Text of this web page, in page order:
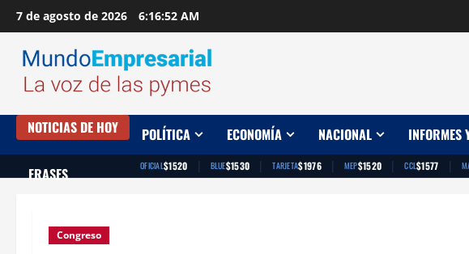
Saltar
al
contenido
7 de agosto de 2026 6:16:53 AM
NOTICIAS DE HOY POLÍTICA ECONOMÍA NACIONAL INFORMES
FRASES OFICIAL$1520 | BLUE$1530 | TARJETA$1976 | MEP$1520 | CCL$1577 |
Congreso